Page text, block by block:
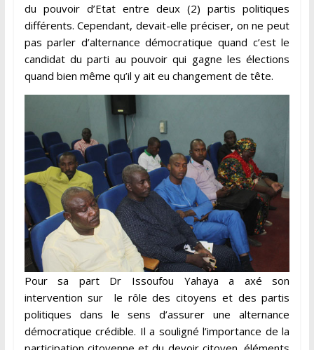
du pouvoir d’Etat entre deux (2) partis politiques
différents. Cependant, devait-elle préciser, on ne peut
pas parler d’alternance démocratique quand c’est le
candidat du parti au pouvoir qui gagne les élections
quand bien même qu’il y ait eu changement de tête.
Pour sa part Dr Issoufou Yahaya a axé son
intervention sur le rôle des citoyens et des partis
politiques dans le sens d’assurer une alternance
démocratique crédible. Il a souligné l’importance de la